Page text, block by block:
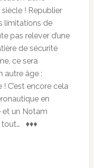
! Republier
limitations de
pas relever d’une
de sécurité
ce sera
autre âge :
C’est encore cela
en
et un Notam
tout… ♦♦♦